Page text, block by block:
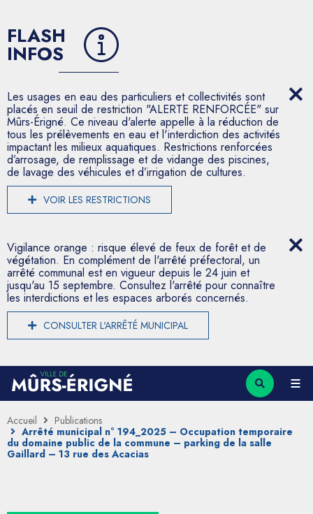
FLASH
INFOS
Les usages en eau des particuliers et collectivités sont
placés en seuil de restriction "ALERTE RENFORCÉE" sur
Mûrs-Érigné. Ce niveau d'alerte appelle à la réduction de
tous les prélèvements en eau et l'interdiction des activités
impactant les milieux aquatiques. Restrictions renforcées
d’arrosage, de remplissage et de vidange des piscines,
de lavage des véhicules et d’irrigation de cultures.
VOIR LES RESTRICTIONS
Vigilance orange : risque élevé de feux de forêt et de
végétation. En complément de l'arrêté préfectoral, un
arrêté communal est en vigueur depuis le 24 juin et
jusqu'au 15 septembre. Consultez l'arrêté pour connaître
les interdictions et les espaces arborés concernés.
CONSULTER L'ARRÊTÉ MUNICIPAL
Accueil
Publications
Arrêté municipal n° 194_2025 – Occupation temporaire
du domaine public de la commune – parking de la salle
Gaillard – 13 rue des Acacias